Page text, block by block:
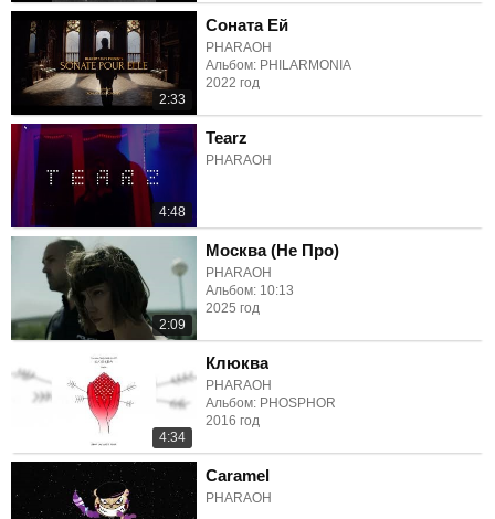
2:33
Соната Ей
PHARAOH
Альбом: PHILARMONIA
2022 год
4:48
Tearz
PHARAOH
2:09
Москва (Не Про)
PHARAOH
Альбом: 10:13
2025 год
4:34
Клюква
PHARAOH
Альбом: PHOSPHOR
2016 год
Caramel
PHARAOH